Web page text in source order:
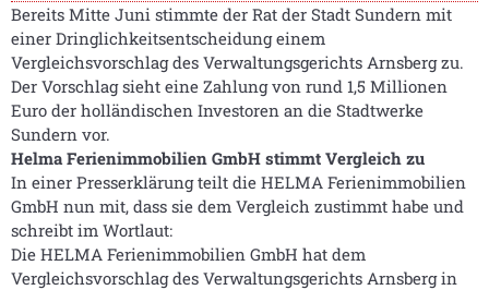
Bereits Mitte Juni stimmte der Rat der Stadt Sundern mit
einer Dringlichkeitsentscheidung einem
Vergleichsvorschlag des Verwaltungsgerichts Arnsberg zu.
Der Vorschlag sieht eine Zahlung von rund 1,5 Millionen
Euro der holländischen Investoren an die Stadtwerke
Sundern vor.
Helma Ferienimmobilien GmbH stimmt Vergleich zu
In einer Presserklärung teilt die HELMA Ferienimmobilien
GmbH nun mit, dass sie dem Vergleich zustimmt habe und
schreibt im Wortlaut:
Die HELMA Ferienimmobilien GmbH hat dem
Vergleichsvorschlag des Verwaltungsgerichts Arnsberg in